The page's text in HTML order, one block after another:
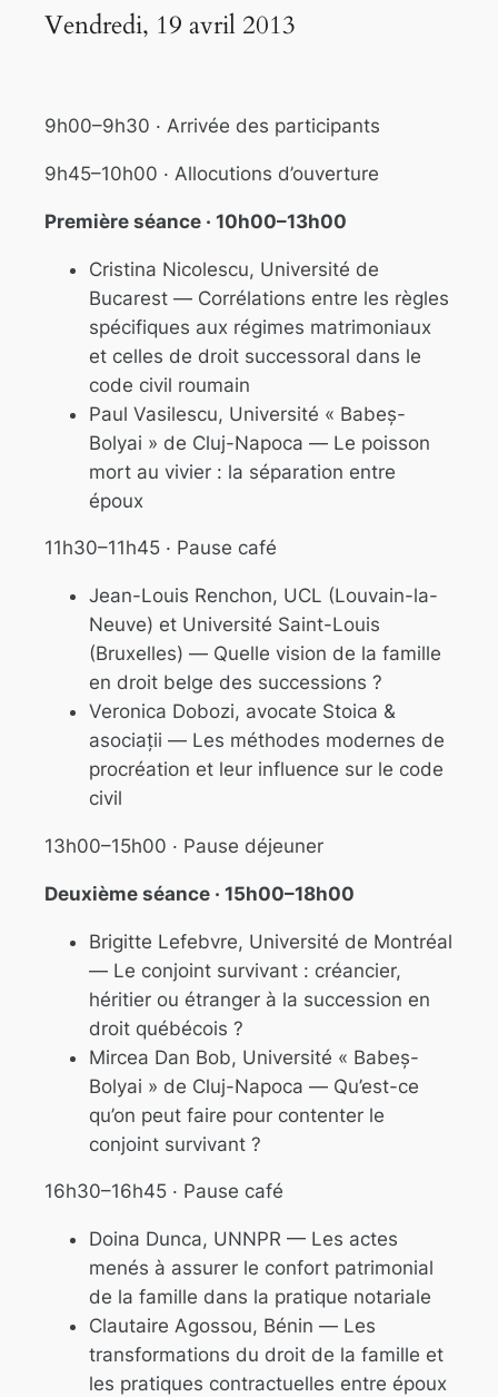
Vendredi, 19 avril 2013
9h00–9h30 · Arrivée des participants
9h45–10h00 · Allocutions d’ouverture
Première séance · 10h00–13h00
Cristina Nicolescu, Université de
Bucarest — Corrélations entre les règles
spécifiques aux régimes matrimoniaux
et celles de droit successoral dans le
code civil roumain
Paul Vasilescu, Université « Babeș-
Bolyai » de Cluj-Napoca — Le poisson
mort au vivier : la séparation entre
époux
11h30–11h45 · Pause café
Jean-Louis Renchon, UCL (Louvain-la-
Neuve) et Université Saint-Louis
(Bruxelles) — Quelle vision de la famille
en droit belge des successions ?
Veronica Dobozi, avocate Stoica &
asociații — Les méthodes modernes de
procréation et leur influence sur le code
civil
13h00–15h00 · Pause déjeuner
Deuxième séance · 15h00–18h00
Brigitte Lefebvre, Université de Montréal
— Le conjoint survivant : créancier,
héritier ou étranger à la succession en
droit québécois ?
Mircea Dan Bob, Université « Babeș-
Bolyai » de Cluj-Napoca — Qu’est-ce
qu’on peut faire pour contenter le
conjoint survivant ?
16h30–16h45 · Pause café
Doina Dunca, UNNPR — Les actes
menés à assurer le confort patrimonial
de la famille dans la pratique notariale
Clautaire Agossou, Bénin — Les
transformations du droit de la famille et
les pratiques contractuelles entre époux